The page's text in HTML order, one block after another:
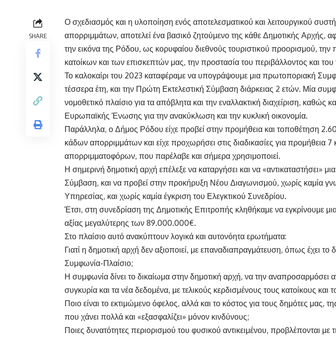
SHARE
Ο σχεδιασμός και η υλοποίηση ενός αποτελεσματικού και λειτουργικού
απορριμμάτων, αποτελεί ένα βασικό ζητούμενο της κάθε Δημοτικής Αρχής,
την εικόνα της Ρόδου, ως κορυφαίου διεθνούς τουριστικού προορισμού, την
κατοίκων και των επισκεπτών μας, την προστασία του περιβάλλοντος και
Το καλοκαίρι του 2023 καταφέραμε να υπογράψουμε μια πρωτοποριακή
τέσσερα έτη, και την Πρώτη Εκτελεστική Σύμβαση διάρκειας 2 ετών. Μία
νομοθετικό πλαίσιο για τα απόβλητα και την εναλλακτική διαχείριση, καθώς
Ευρωπαϊκής Ένωσης για την ανακύκλωση και την κυκλική οικονομία.
Παράλληλα, ο Δήμος Ρόδου είχε προβεί στην προμήθεια και τοποθέτηση
κάδων απορριμμάτων και είχε προχωρήσει στις διαδικασίες για προμήθεια 7
απορριμματοφόρων, που παρέλαβε και σήμερα χρησιμοποιεί.
Η σημερινή δημοτική αρχή επέλεξε να καταργήσει και να «αντικαταστήσει»
Σύμβαση, και να προβεί στην προκήρυξη Νέου Διαγωνισμού, χωρίς καμία
Υπηρεσίας, και χωρίς καμία έγκριση του Ελεγκτικού Συνεδρίου.
Έτσι, στη συνεδρίαση της Δημοτικής Επιτροπής κληθήκαμε να εγκρίνουμε
αξίας μεγαλύτερης των 89.000.000€.
Στο πλαίσιο αυτό ανακύπτουν λογικά και αυτονόητα ερωτήματα:
Γιατί η δημοτική αρχή δεν αξιοποιεί, με επαναδιαπραγμάτευση, όπως έχει το
Συμφωνία-Πλαίσιο;
Η συμφωνία δίνει το δικαίωμα στην δημοτική αρχή, να την αναπροσαρμόσει
συγκυρία και τα νέα δεδομένα, με τελικούς κερδισμένους τους κατοίκους και
Ποιο είναι το εκτιμώμενο όφελος, αλλά και το κόστος για τους δημότες μας,
που χάνει πολλά και «εξασφαλίζει» μόνον κινδύνους;
Ποιες δυνατότητες περιορισμού του φυσικού αντικειμένου, προβλέπονται με